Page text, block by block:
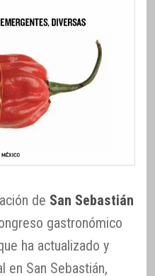
de San Sebastián
gastronómico
ha actualizado y
en San Sebastián,